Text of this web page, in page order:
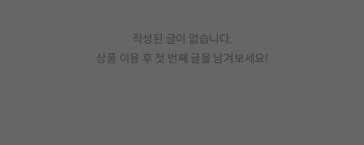
작성된 글이 없습니다.
상품 이용 후 첫 번째 글을 남겨보세요!